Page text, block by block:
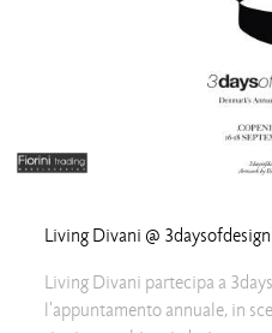
Living Divani @
Living Divani partecipa a
l'appuntamento annuale, in